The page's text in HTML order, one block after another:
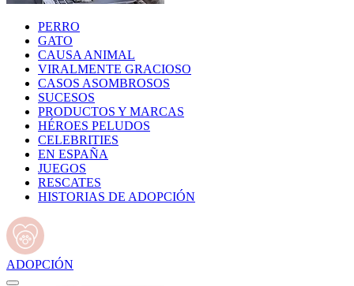
PERRO
GATO
CAUSA ANIMAL
VIRALMENTE GRACIOSO
CASOS ASOMBROSOS
SUCESOS
PRODUCTOS Y MARCAS
HÉROES PELUDOS
CELEBRITIES
EN ESPAÑA
JUEGOS
RESCATES
HISTORIAS DE ADOPCIÓN
ADOPCIÓN